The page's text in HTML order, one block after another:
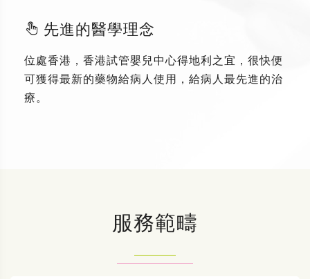
先進的醫學理念
位處香港，香港試管嬰兒中心得地利之宜，很快便
可獲得最新的藥物給病人使用，給病人最先進的治
療。
服務範疇